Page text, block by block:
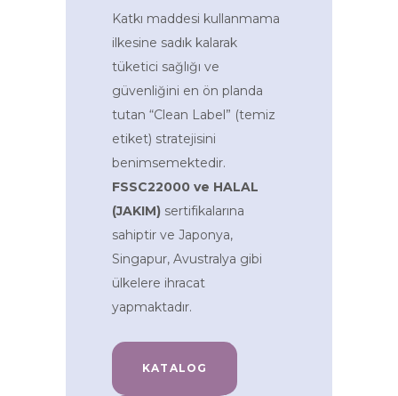
Katkı maddesi kullanmama
ilkesine sadık kalarak
tüketici sağlığı ve
güvenliğini en ön planda
tutan “Clean Label” (temiz
etiket) stratejisini
benimsemektedir.
FSSC22000 ve HALAL
(JAKIM) sertifikalarına
sahiptir ve Japonya,
Singapur, Avustralya gibi
ülkelere ihracat
yapmaktadır.
KATALOG